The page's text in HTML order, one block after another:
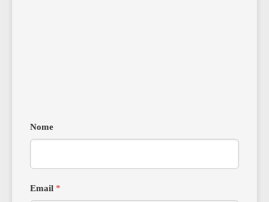
Nome
Email *